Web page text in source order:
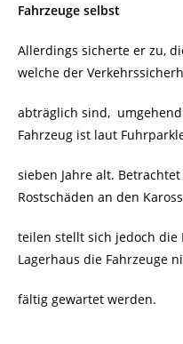
Fahrzeuge selbst
Allerdings sicherte er zu,
welche der
abträglich sind,
Fahrzeug ist laut
sieben Jahre alt.
Rostschäden an den
teilen stellt sich jedoch die
Lagerhaus die Fahrzeuge
fältig gewartet werden.